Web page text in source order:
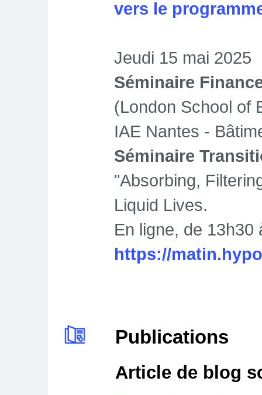
vers le
Jeudi 15 mai 2025
Séminaire
(London School of
IAE Nantes -
Séminaire
"Absorbing,
Liquid Lives.
En ligne, de 13h30
https://
Publications
Article de blog